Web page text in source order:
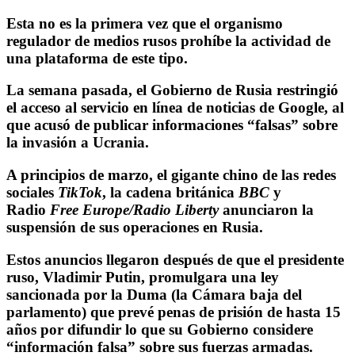
Esta no es la primera vez que el organismo
regulador de medios rusos prohíbe la actividad de
una plataforma de este tipo.
La semana pasada, el Gobierno de Rusia restringió
el acceso al servicio en línea de noticias de Google, al
que acusó de publicar informaciones “falsas” sobre
la invasión a Ucrania.
A principios de marzo, el gigante chino de las redes
sociales TikTok, la cadena británica BBC y
Radio Free Europe/Radio Libertyanunciaron la
suspensión de sus operaciones en Rusia.
Estos anuncios llegaron después de que el presidente
ruso, Vladimir Putin, promulgara una ley
sancionada por la Duma (la Cámara baja del
parlamento) que prevé penas de prisión de hasta 15
años por difundir lo que su Gobierno considere
“información falsa” sobre sus fuerzas armadas.